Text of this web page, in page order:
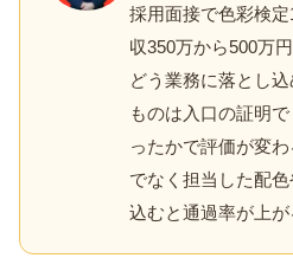
採用面接で色彩検
収350万から500万
どう業務に落とし
ものは入口の証明
ったかで評価が変
でなく担当した配
込むと通過率が上が